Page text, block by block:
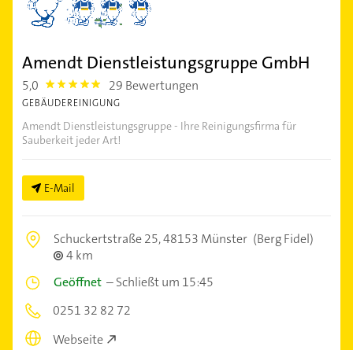
Amendt Dienstleistungsgruppe GmbH
5,0 5.0 29 Bewertungen
GEBÄUDEREINIGUNG
Amendt Dienstleistungsgruppe - Ihre Reinigungsfirma für
Sauberkeit jeder Art!
E-Mail
Schuckertstraße 25,48153 Münster (Berg Fidel)
4 km
Geöffnet –Schließt um 15:45
0251 32 82 72
Webseite